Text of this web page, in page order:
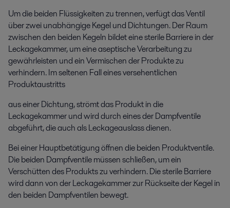
Um die beiden Flüssigkeiten zu trennen, verfügt das Ventil
über zwei unabhängige Kegel und Dichtungen. Der Raum
zwischen den beiden Kegeln bildet eine sterile Barriere in der
Leckagekammer, um eine aseptische Verarbeitung zu
gewährleisten und ein Vermischen der Produkte zu
verhindern. Im seltenen Fall eines versehentlichen
Produktaustritts
aus einer Dichtung, strömt das Produkt in die
Leckagekammer und wird durch eines der Dampfventile
abgeführt, die auch als Leckageauslass dienen.
Bei einer Hauptbetätigung öffnen die beiden Produktventile.
Die beiden Dampfventile müssen schließen, um ein
Verschütten des Produkts zu verhindern. Die sterile Barriere
wird dann von der Leckagekammer zur Rückseite der Kegel in
den beiden Dampfventilen bewegt.